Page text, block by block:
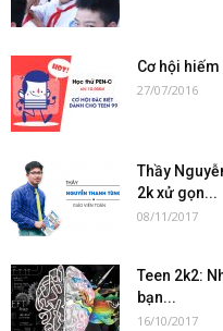
Cơ hội
27/07/2016
Thầy
2k xử gọn...
08/11/2017
Teen 2k2:
bạn...
16/10/2017